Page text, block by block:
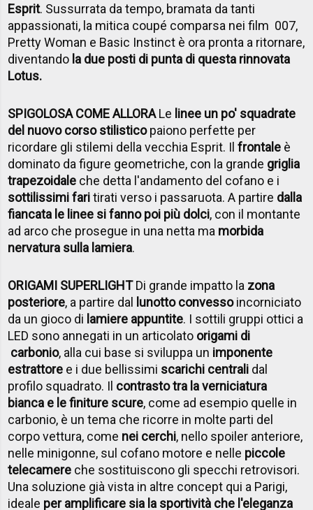
Esprit. Sussurrata da tempo, bramata da tanti
appassionati, la mitica coupé comparsa nei film 007,
Pretty Woman e Basic Instinct è ora pronta a ritornare,
diventando la due posti di punta di questa rinnovata
Lotus.
SPIGOLOSA COME ALLORALe linee un po' squadrate
del nuovo corso stilisticopaiono perfette per
ricordare gli stilemi della vecchia Esprit. Ilfrontale è
dominato da figure geometriche, con la grande griglia
trapezoidale che detta l'andamento del cofano e i
sottilissimi faritirati verso i passaruota. A partire dalla
fiancata le linee si fanno poi più dolci, con il montante
ad arco che prosegue in una netta ma morbida
nervatura sulla lamiera.
ORIGAMI SUPERLIGHTDi grande impatto la zona
posteriore, a partire dal lunotto convessoincorniciato
da un gioco di lamiere appuntite. I sottili gruppi ottici a
LED sono annegati in un articolato origami di
carbonio, alla cui base si sviluppa un imponente
estrattore e i due bellissimi scarichi centrali dal
profilo squadrato. Il contrasto tra la verniciatura
bianca e le finiture scure, come ad esempio quelle in
carbonio, è un tema che ricorre in molte parti del
corpo vettura, come nei cerchi, nello spoiler anteriore,
nelle minigonne, sul cofano motore e nelle piccole
telecamere che sostituiscono gli specchi retrovisori.
Una soluzione già vista in altre concept qui a Parigi,
ideale per amplificare sia la sportività che l'eleganza